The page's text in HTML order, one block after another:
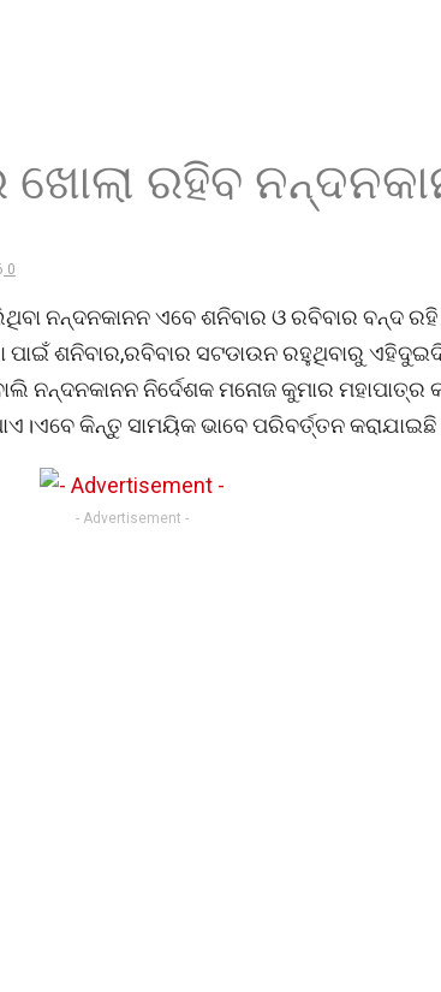
ରହିବ
0
ନନ୍ଦନକାନନ ଏବେ ଶନିବାର ଓ ରବିବାର ବନ୍ଦ
ପାଇଁ ଶନିବାର,ରବିବାର ସଟଡାଉନ ରହୁଥିବାରୁ
ନନ୍ଦନକାନନ ନିର୍ଦେଶକ ମନୋଜ କୁମାର ମହାପାତ୍ର
କିନ୍ତୁ ସାମୟିକ ଭାବେ ପରିବର୍ତ୍ତନ
- Advertisement -